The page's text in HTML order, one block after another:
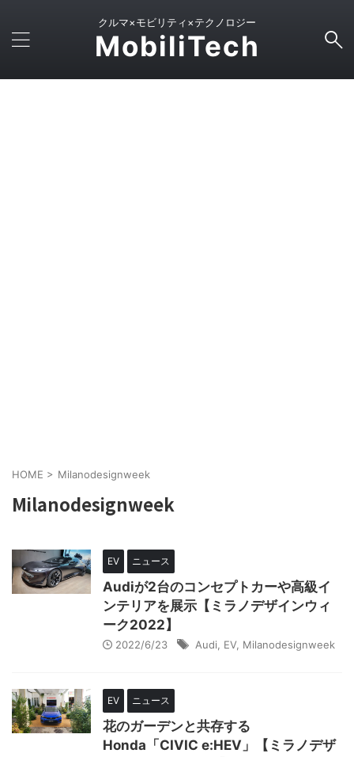
クルマ×モビリティ×テクノロジー
MobiliTech
HOME > Milanodesignweek
Milanodesignweek
EV ニュース
Audiが2台のコンセプトカーや高級イ
ンテリアを展示【ミラノデザインウィ
ーク2022】
2022/6/23 Audi EV, Milanodesignweek
EV ニュース
花のガーデンと共存する
Honda「CIVIC e:HEV」【ミラノデザ